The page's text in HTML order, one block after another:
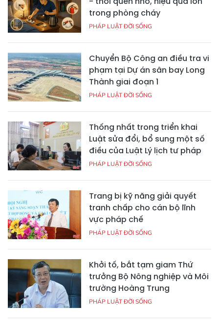
trong phòng cháy
PHÁP LUẬT ĐỜI SỐNG
Chuyển Bộ Công an điều tra vi
phạm tại Dự án sân bay Long
Thành giai đoạn 1
PHÁP LUẬT ĐỜI SỐNG
Thống nhất trong triển khai
Luật sửa đổi, bổ sung một số
điều của Luật Lý lịch tư pháp
PHÁP LUẬT ĐỜI SỐNG
Trang bị kỹ năng giải quyết
tranh chấp cho cán bộ lĩnh
vực pháp chế
PHÁP LUẬT ĐỜI SỐNG
Khởi tố, bắt tạm giam Thứ
trưởng Bộ Nông nghiệp và Môi
trường Hoàng Trung
PHÁP LUẬT ĐỜI SỐNG